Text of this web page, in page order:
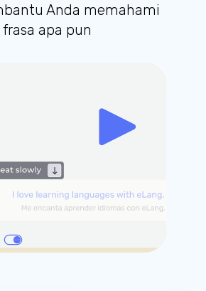
Anda memahami
frasa apa pun